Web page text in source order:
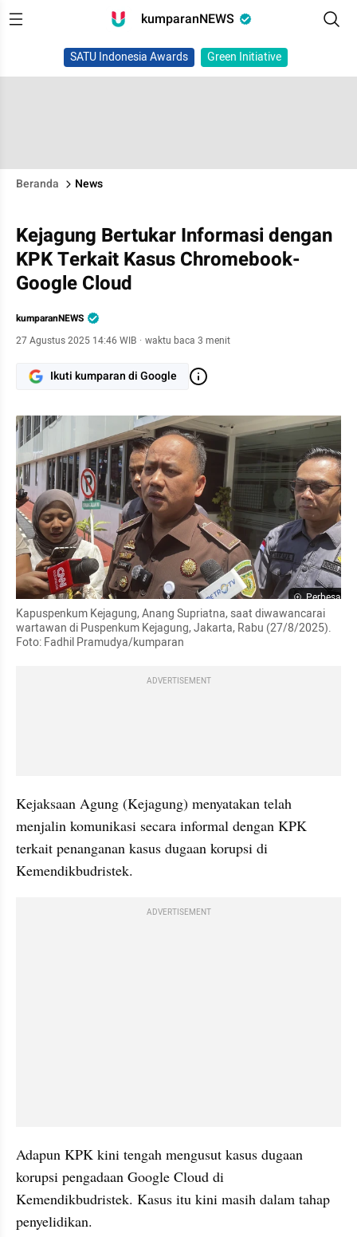
kumparanNEWS
SATU Indonesia Awards Green Initiative
Beranda News
Kejagung Bertukar Informasi dengan
KPK Terkait Kasus Chromebook-
Google Cloud
kumparanNEWS
27 Agustus 2025 14:46 WIB · waktu baca 3 menit
Ikuti kumparan di Google
Perbesar
Kapuspenkum Kejagung, Anang Supriatna, saat diwawancarai
wartawan di Puspenkum Kejagung, Jakarta, Rabu (27/8/2025).
Foto: Fadhil Pramudya/kumparan
ADVERTISEMENT
Kejaksaan Agung (Kejagung) menyatakan telah
menjalin komunikasi secara informal dengan KPK
terkait penanganan kasus dugaan korupsi di
Kemendikbudristek.
ADVERTISEMENT
Adapun KPK kini tengah mengusut kasus dugaan
korupsi pengadaan Google Cloud di
Kemendikbudristek. Kasus itu kini masih dalam tahap
penyelidikan.